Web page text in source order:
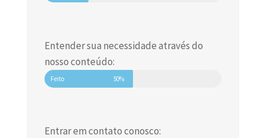
Entender sua necessidade através do
nosso conteúdo:
Feito 50%
Entrar em contato conosco: